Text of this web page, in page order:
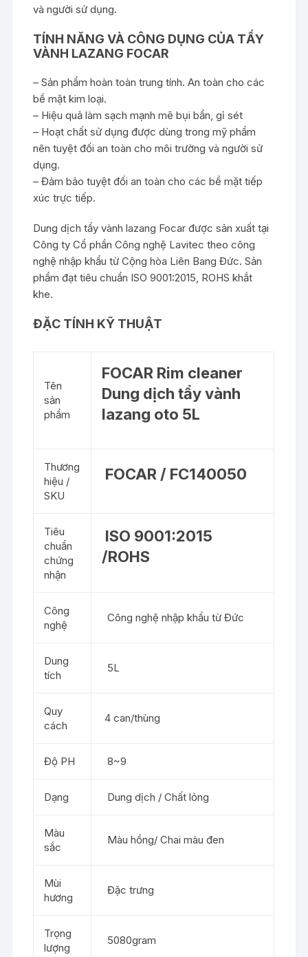
và người sử dụng.
TÍNH NĂNG VÀ CÔNG DỤNG CỦA TẨY
VÀNH LAZANG FOCAR
– Sản phẩm hoàn toàn trung tính. An toàn cho các
bề mặt kim loại.
– Hiệu quả làm sạch mạnh mẽ bụi bẩn, gỉ sét
– Hoạt chất sử dụng được dùng trong mỹ phẩm
nên tuyệt đối an toàn cho môi trường và người sử
dụng.
– Đảm bảo tuyệt đối an toàn cho các bề mặt tiếp
xúc trực tiếp.
Dung dịch tẩy vành lazang Focar được sản xuất tại
Công ty Cổ phần Công nghệ Lavitec theo công
nghệ nhập khẩu từ Cộng hòa Liên Bang Đức. Sản
phẩm đạt tiêu chuẩn ISO 9001:2015, ROHS khắt
khe.
ĐẶC TÍNH KỸ THUẬT
Tên
sản
phẩm
FOCAR Rim cleaner
Dung dịch tẩy vành
lazang oto 5L
Thương
hiệu /
SKU
FOCAR / FC140050
Tiêu
chuẩn
chứng
nhận
ISO 9001:2015
/ROHS
Công
nghệ
Công nghệ nhập khẩu từ Đức
Dung
tích
5L
Quy
cách
4 can/thùng
Độ PH 8~9
Dạng Dung dịch / Chất lỏng
Màu
sắc
Màu hồng/ Chai màu đen
Mùi
hương
Đặc trưng
Trọng
lượng
5080gram